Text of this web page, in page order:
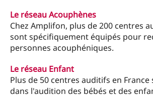
Le réseau Acouphènes
Chez Amplifon, plus de 200 centres
sont spécifiquement équipés pour
personnes acouphéniques.
Le réseau Enfant
Plus de 50 centres auditifs en France
dans l'audition des bébés et des